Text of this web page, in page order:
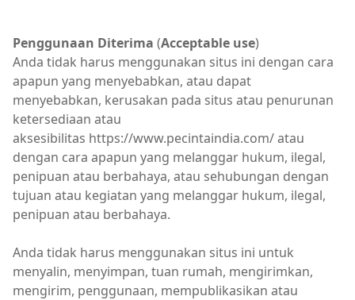
Penggunaan Diterima (Acceptable use)
Anda tidak harus menggunakan situs ini dengan cara
apapun yang menyebabkan, atau dapat
menyebabkan, kerusakan pada situs atau penurunan
ketersediaan atau
aksesibilitas https://www.pecintaindia.com/ atau
dengan cara apapun yang melanggar hukum, ilegal,
penipuan atau berbahaya, atau sehubungan dengan
tujuan atau kegiatan yang melanggar hukum, ilegal,
penipuan atau berbahaya.
Anda tidak harus menggunakan situs ini untuk
menyalin, menyimpan, tuan rumah, mengirimkan,
mengirim, penggunaan, mempublikasikan atau